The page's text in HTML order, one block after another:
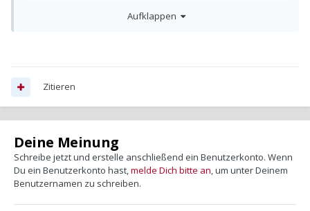
- Turboladeransteuerung
- Luftfilter
- Bremskraftverstärker
- Unterdruckspeicher (unterdem rechten
Aufklappen
Zitieren
Deine Meinung
Schreibe jetzt und erstelle anschließend ein Benutzerkonto. Wenn
Du ein Benutzerkonto hast,melde Dich bitte an, um unter Deinem
Benutzernamen zu schreiben.